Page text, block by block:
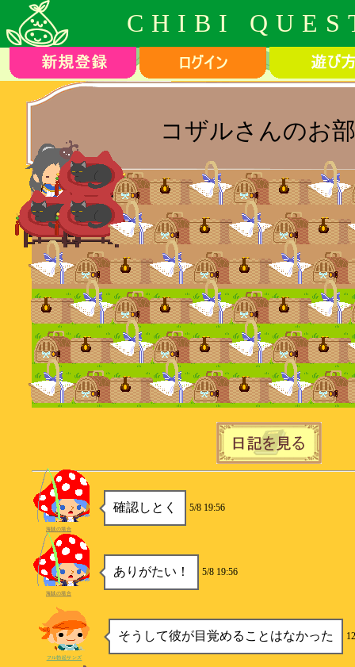
CHIBI
コザルさんのお
確認しとく 5/8 19:56
海賊の場合
ありがたい！ 5/8 19:56
海賊の場合
そうして彼が目覚めることはなかった
フル勃起サンズ